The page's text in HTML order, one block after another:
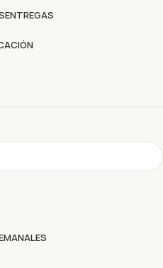
compra sin complicaciones
ENTREGAS